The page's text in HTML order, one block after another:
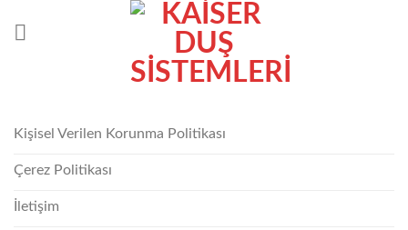
Kişisel Verilen Korunma Politikası
Çerez Politikası
İletişim